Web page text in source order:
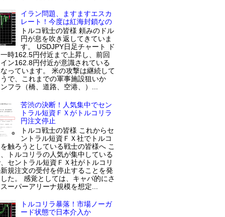
イラン問題、ますますエスカ
レート！今度は紅海封鎖なの
トルコ戦士の皆様 頼みのドル
円が息を吹き返してきていま
す。 USDJPY日足チャート ド
時162.5円付近まで上昇し、前回
ン162.8円付近が意識されている
っています。 米の攻撃は継続して
で、これまでの軍事施設狙いか
フラ（橋、道路、空港、）...
苦渋の決断！人気集中でセン
トラル短資ＦＸがトルコリラ
円注文停止
トルコ戦士の皆様 これからセ
ントラル短資ＦＸ社でトルコ
触ろうとしている戦士の皆様へ こ
トルコリラの人気が集中している
セントラル短資ＦＸ社がトルコリ
規注文の受付を停止することを発
た。 感覚としては、キャパ的にさ
ーパーアリーナ規模を想定...
トルコリラ暴落！市場ノーガ
ード状態で日本介入か